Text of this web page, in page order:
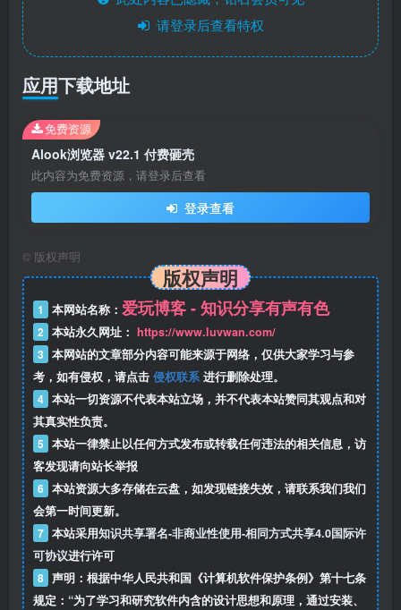
请登录后查看特权
应用下载地址
Alook浏览器 v22.1 付费砸壳
此内容为免费资源，请登录后查看
登录查看
免费资源
© 版权声明
版权声明
1 本网站名称： 爱玩博客 - 知识分享有声有色
2 本站永久网址： https://www.luvwan.com/
3 本网站的文章部分内容可能来源于网络，仅供大家学习与参
考，如有侵权，请点击 侵权联系 进行删除处理。
4 本站一切资源不代表本站立场，并不代表本站赞同其观点和对
其真实性负责。
5 本站一律禁止以任何方式发布或转载任何违法的相关信息，访
客发现请向站长举报
6 本站资源大多存储在云盘，如发现链接失效，请联系我们我们
会第一时间更新。
7 本站采用知识共享署名-非商业性使用-相同方式共享4.0国际许
可协议进行许可
8 声明：根据中华人民共和国《计算机软件保护条例》第十七条
规定：“为了学习和研究软件内含的设计思想和原理，通过安装、